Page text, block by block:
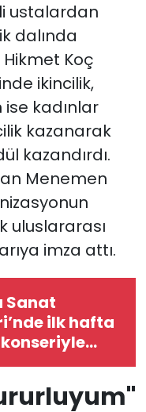
ustalardan
dalında
Koç
ikincilik,
kadınlar
kazanarak
kazandırdı.
Menemen
uluslararası
imza attı.
Sanat
ilk hafta